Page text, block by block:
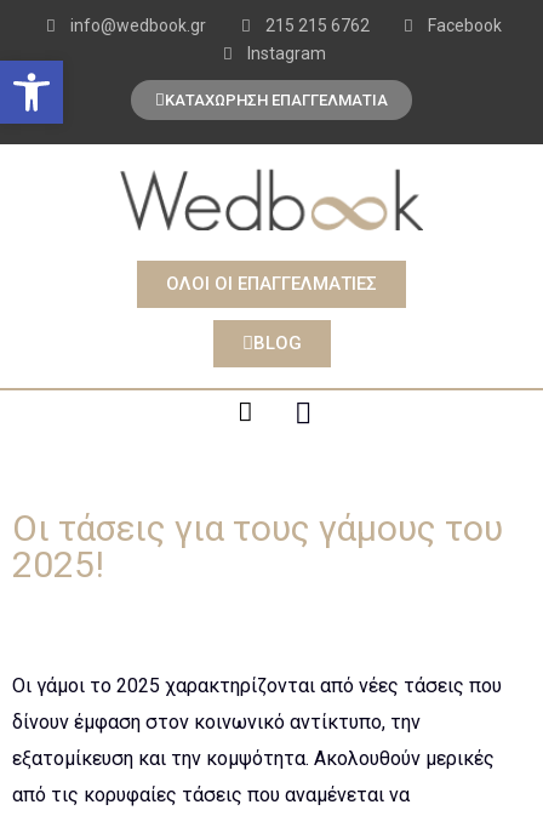
Open toolbar
info@wedbook.gr 215 215 6762
Facebook
Instagram
ΚΑΤΑΧΩΡΗΣΗ ΕΠΑΓΓΕΛΜΑΤΙΑ
ΟΛΟΙ ΟΙ ΕΠΑΓΓΕΛΜΑΤΙΕΣ
BLOG
Οι τάσεις για τους γάμους του
2025!
Οι γάμοι το 2025 χαρακτηρίζονται από νέες τάσεις που
δίνουν έμφαση στον κοινωνικό αντίκτυπο, την
εξατομίκευση και την κομψότητα. Ακολουθούν μερικές
από τις κορυφαίες τάσεις που αναμένεται να